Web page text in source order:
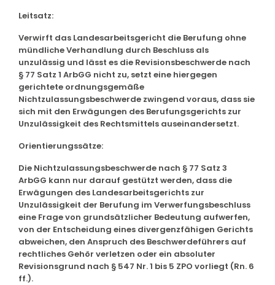
Leitsatz:
Verwirft das Landesarbeitsgericht die Berufung ohne
mündliche Verhandlung durch Beschluss als
unzulässig und lässt es die Revisionsbeschwerde nach
§ 77 Satz 1 ArbGG nicht zu, setzt eine hiergegen
gerichtete ordnungsgemäße
Nichtzulassungsbeschwerde zwingend voraus, dass sie
sich mit den Erwägungen des Berufungsgerichts zur
Unzulässigkeit des Rechtsmittels auseinandersetzt.
Orientierungssätze:
Die Nichtzulassungsbeschwerde nach § 77 Satz 3
ArbGG kann nur darauf gestützt werden, dass die
Erwägungen des Landesarbeitsgerichts zur
Unzulässigkeit der Berufung im Verwerfungsbeschluss
eine Frage von grundsätzlicher Bedeutung aufwerfen,
von der Entscheidung eines divergenzfähigen Gerichts
abweichen, den Anspruch des Beschwerdeführers auf
rechtliches Gehör verletzen oder ein absoluter
Revisionsgrund nach § 547 Nr. 1 bis 5 ZPO vorliegt (Rn. 6
ff.).